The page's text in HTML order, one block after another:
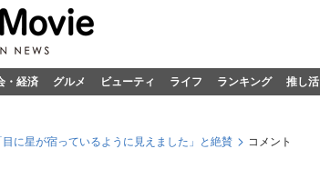
・経済 グルメ ビューティ ライフ ランキング 推し活
に星が宿っているように見えました」と絶賛 コメント